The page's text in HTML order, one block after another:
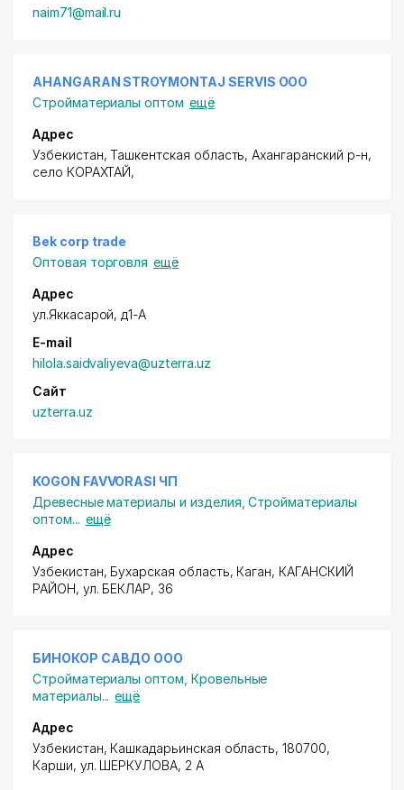
naim71@mail.ru
AHANGARAN STROYMONTAJ SERVIS ООО
Стройматериалы оптом ещё
Адрес
Узбекистан, Ташкентская область,Ахангаранский р-н,
село КОРАХТАЙ,
Bek corp trade
Оптовая торговля ещё
Адрес
ул.Яккасарой, д1-А
E-mail
hilola.saidvaliyeva@uzterra.uz
Сайт
uzterra.uz
KOGON FAVVORASI ЧП
Древесные материалы и изделия ,Стройматериалы
оптом... ещё
Адрес
Узбекистан, Бухарская область, Каган, КАГАНСКИЙ
РАЙОН, ул. БЕКЛАР, 36
БИНОКОР САВДО ООО
Стройматериалы оптом Кровельные
материалы... ещё
Адрес
Узбекистан, Кашкадарьинская область, 180700,
Карши, ул. ШЕРКУЛОВА, 2 А